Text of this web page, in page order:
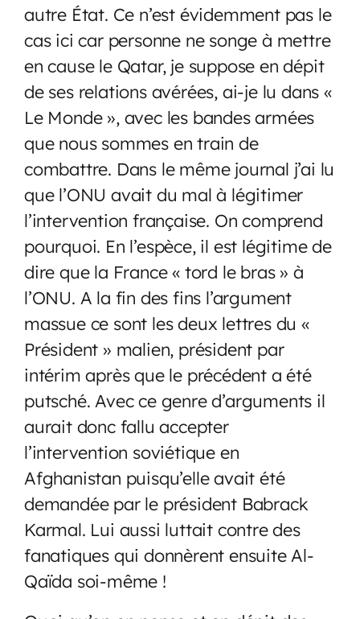
autre État. Ce n’est évidemment pas le
cas ici car personne ne songe à mettre
en cause le Qatar, je suppose en dépit
de ses relations avérées, ai-je lu dans «
Le Monde », avec les bandes armées
que nous sommes en train de
combattre. Dans le même journal j’ai lu
que l’ONU avait du mal à légitimer
l’intervention française. On comprend
pourquoi. En l’espèce, il est légitime de
dire que la France « tord le bras » à
l’ONU. A la fin des fins l’argument
massue ce sont les deux lettres du «
Président » malien, président par
intérim après que le précédent a été
putsché. Avec ce genre d’arguments il
aurait donc fallu accepter
l’intervention soviétique en
Afghanistan puisqu’elle avait été
demandée par le président Babrack
Karmal. Lui aussi luttait contre des
fanatiques qui donnèrent ensuite Al-
Qaïda soi-même !